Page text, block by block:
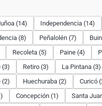
(14) Independencia (14)
(8) Peñalolén (7)
Recoleta (5) Paine (4)
(3) Retiro (3) La Pintana (3)
(2) Huechuraba (2) Curicó
Concepción (1) Santa